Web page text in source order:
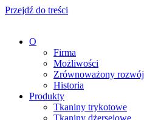
Przejdź do treści
O
Firma
Możliwości
Zrównoważony rozwój
Historia
Produkty
Tkaniny trykotowe
Tkaniny dżersejowe